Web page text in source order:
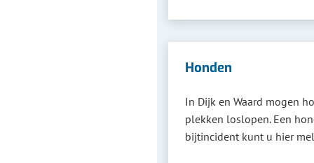
Honden
In Dijk en Waard mogen
plekken loslopen. Een
bijtincident kunt u hier